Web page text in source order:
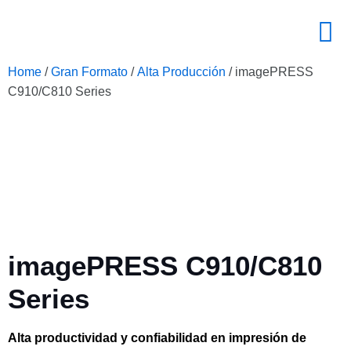
Home /Gran Formato /Alta Producción / imagePRESS
C910/C810 Series
imagePRESS C910/C810
Series
Alta productividad y confiabilidad en impresión de